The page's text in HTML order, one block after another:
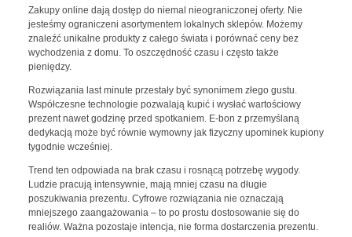
Zakupy online dają dostęp do niemal nieograniczonej oferty. Nie
jesteśmy ograniczeni asortymentem lokalnych sklepów. Możemy
znaleźć unikalne produkty z całego świata i porównać ceny bez
wychodzenia z domu. To oszczędność czasu i często także
pieniędzy.
Rozwiązania last minute przestały być synonimem złego gustu.
Współczesne technologie pozwalają kupić i wysłać wartościowy
prezent nawet godzinę przed spotkaniem. E-bon z przemyślaną
dedykacją może być równie wymowny jak fizyczny upominek kupiony
tygodnie wcześniej.
Trend ten odpowiada na brak czasu i rosnącą potrzebę wygody.
Ludzie pracują intensywnie, mają mniej czasu na długie
poszukiwania prezentu. Cyfrowe rozwiązania nie oznaczają
mniejszego zaangażowania – to po prostu dostosowanie się do
realiów. Ważna pozostaje intencja, nie forma dostarczenia prezentu.